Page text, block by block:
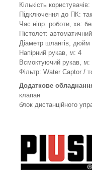
Кількість
Підключення до ПК: так
Час ніпр. роботи, хв:
Пістолет:
Діаметр шлангів,
Напірний рукав, м: 4
Всмоктуючий рукав, м:
Фільтр: Water Captor /
Додаткове
клапан
блок дистанційного